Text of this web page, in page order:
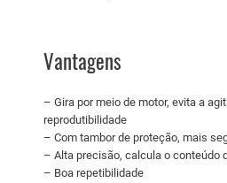
Vantagens
– Gira por meio de motor, evita a
reprodutibilidade
– Com tambor de proteção, mais
– Alta precisão, calcula o conteúdo
– Boa repetibilidade